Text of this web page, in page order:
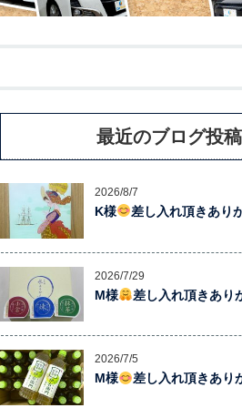
最近のブログ投稿
2026/8/7
K様 差し入れ頂きあり
2026/7/29
M様 差し入れ頂きあ
2026/7/5
M様 差し入れ頂きあり